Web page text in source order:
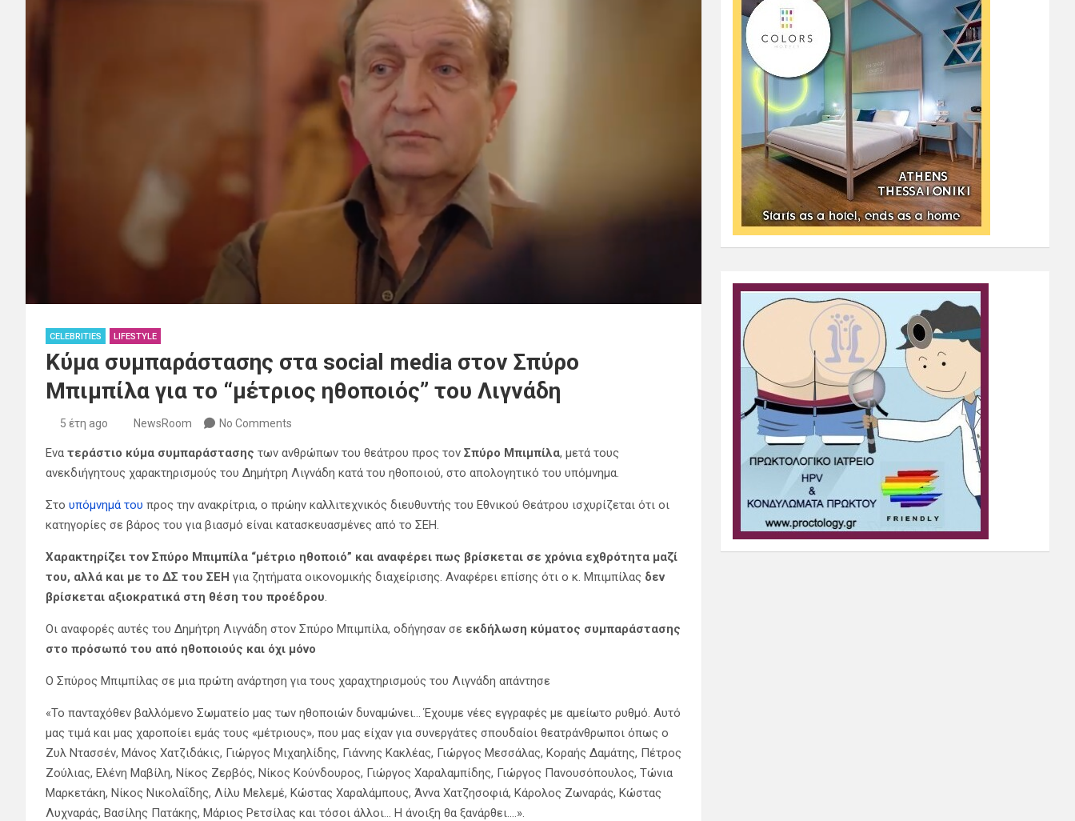
CELEBRITIES LIFESTYLE
Κύμα συμπαράστασης στα social media στον Σπύρο
Μπιμπίλα για το “μέτριος ηθοποιός” του Λιγνάδη
5 έτη ago NewsRoom No Comments
Ενα τεράστιο κύμα συμπαράστασης των ανθρώπων του θεάτρου προς τον Σπύρο Μπιμπίλα, μετά τους
ανεκδιήγητους χαρακτηρισμούς του Δημήτρη Λιγνάδη κατά του ηθοποιού, στο απολογητικό του υπόμνημα.
Στο υπόμνημά του προς την ανακρίτρια, ο πρώην καλλιτεχνικός διευθυντής του Εθνικού Θεάτρου ισχυρίζεται ότι οι
κατηγορίες σε βάρος του για βιασμό είναι κατασκευασμένες από το ΣΕΗ.
Χαρακτηρίζει τον Σπύρο Μπιμπίλα “μέτριο ηθοποιό” και αναφέρει πως βρίσκεται σε χρόνια εχθρότητα μαζί
του, αλλά και με το ΔΣ του ΣΕΗ για ζητήματα οικονομικής διαχείρισης. Αναφέρει επίσης ότι ο κ. Μπιμπίλας δεν
βρίσκεται αξιοκρατικά στη θέση του προέδρου.
Οι αναφορές αυτές του Δημήτρη Λιγνάδη στον Σπύρο Μπιμπίλα, οδήγησαν σε εκδήλωση κύματος συμπαράστασης
στο πρόσωπό του από ηθοποιούς και όχι μόνο
Ο Σπύρος Μπιμπίλας σε μια πρώτη ανάρτηση για τους χαραχτηρισμούς του Λιγνάδη απάντησε
«Το πανταχόθεν βαλλόμενο Σωματείο μας των ηθοποιών δυναμώνει… Έχουμε νέες εγγραφές με αμείωτο ρυθμό. Αυτό
μας τιμά και μας χαροποίει εμάς τους «μέτριους», που μας είχαν για συνεργάτες σπουδαίοι θεατράνθρωποι όπως ο
Ζυλ Ντασσέν, Μάνος Χατζιδάκις, Γιώργος Μιχαηλίδης, Γιάννης Κακλέας, Γιώργος Μεσσάλας, Κοραής Δαμάτης, Πέτρος
Ζούλιας, Ελένη Μαβίλη, Νίκος Ζερβός, Νίκος Κούνδουρος, Γιώργος Χαραλαμπίδης, Γιώργος Πανουσόπουλος, Τώνια
Μαρκετάκη, Νίκος Νικολαΐδης, Λίλυ Μελεμέ, Κώστας Χαραλάμπους, Άννα Χατζησοφιά, Κάρολος Ζωναράς, Κώστας
Λυχναράς, Βασίλης Πατάκης, Μάριος Ρετσίλας και τόσοι άλλοι… Η άνοιξη θα ξανάρθει….».